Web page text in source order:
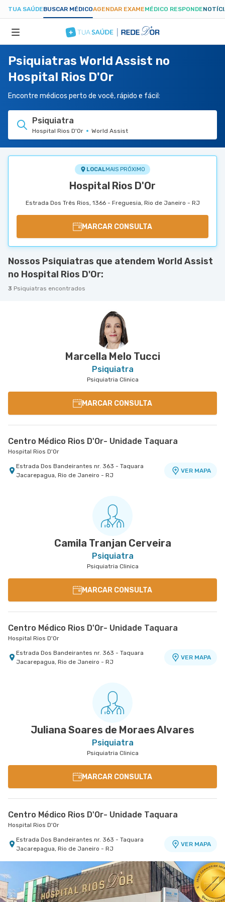
TUA SAÚDEBUSCAR MÉDICOAGENDAR EXAMEMÉDICO RESPONDE
ESPECIALIDADES
HOSPITAIS
TUASAUDE.COM
Psiquiatras World Assist no
Hospital Rios D'Or
Encontre médicos perto de você, rápido e fácil:
Psiquiatra
Hospital Rios D'Or World Assist
LOCALMAIS PRÓXIMO
Hospital Rios D'Or
Estrada Dos Três Rios, 1366 - Freguesia, Rio de Janeiro - RJ
MARCAR CONSULTA
Nossos Psiquiatras que atendem World Assist
no Hospital Rios D'Or:
3 Psiquiatras encontrados
Marcella Melo Tucci
Psiquiatra
Psiquiatria Clinica
MARCAR CONSULTA
Centro Médico Rios D'Or- Unidade Taquara
Hospital Rios D'Or
Estrada Dos Bandeirantes nr. 363 - Taquara
Jacarepagua, Rio de Janeiro - RJ
VER MAPA
Camila Tranjan Cerveira
Psiquiatra
Psiquiatria Clinica
MARCAR CONSULTA
Centro Médico Rios D'Or- Unidade Taquara
Hospital Rios D'Or
Estrada Dos Bandeirantes nr. 363 - Taquara
Jacarepagua, Rio de Janeiro - RJ
VER MAPA
Juliana Soares de Moraes Alvares
Psiquiatra
Psiquiatria Clinica
MARCAR CONSULTA
Centro Médico Rios D'Or- Unidade Taquara
Hospital Rios D'Or
Estrada Dos Bandeirantes nr. 363 - Taquara
Jacarepagua, Rio de Janeiro - RJ
VER MAPA